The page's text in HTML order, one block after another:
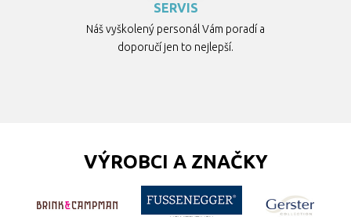
SERVIS
Náš vyškolený personál Vám poradí a
doporučí jen to nejlepší.
VÝROBCI A ZNAČKY